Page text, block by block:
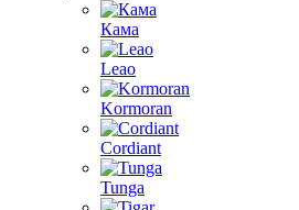
Кама
Leao
Kormoran
Cordiant
Tunga